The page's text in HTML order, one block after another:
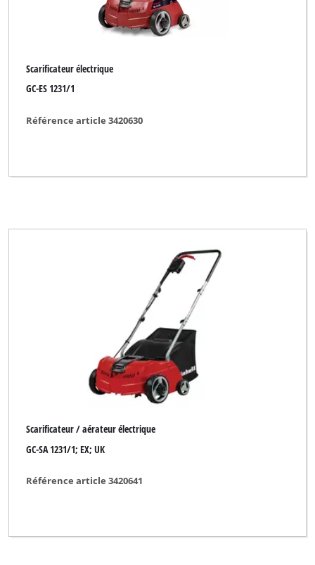
Scarificateur électrique
GC-ES 1231/1
Référence article 3420630
Scarificateur / aérateur électrique
GC-SA 1231/1; EX; UK
Référence article 3420641